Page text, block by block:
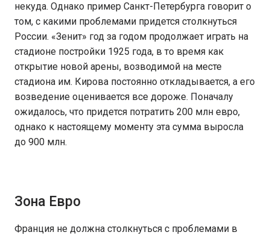
некуда. Однако пример Санкт-Петербурга говорит о
том, с какими проблемами придется столкнуться
России. «Зенит» год за годом продолжает играть на
стадионе постройки 1925 года, в то время как
открытие новой арены, возводимой на месте
стадиона им. Кирова постоянно откладывается, а его
возведение оценивается все дороже. Поначалу
ожидалось, что придется потратить 200 млн евро,
однако к настоящему моменту эта сумма выросла
до 900 млн.
Зона Евро
Франция не должна столкнуться с проблемами в